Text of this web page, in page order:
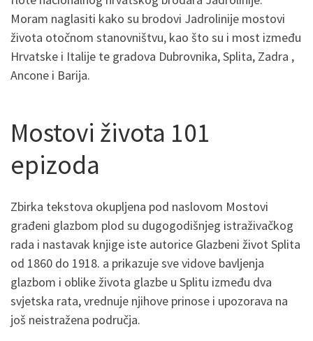
Moram naglasiti kako su brodovi Jadrolinije mostovi
života otočnom stanovništvu, kao što su i most između
Hrvatske i Italije te gradova Dubrovnika, Splita, Zadra ,
Ancone i Barija.
Mostovi života 101
epizoda
Zbirka tekstova okupljena pod naslovom Mostovi
građeni glazbom plod su dugogodišnjeg istraživačkog
rada i nastavak knjige iste autorice Glazbeni život Splita
od 1860 do 1918. a prikazuje sve vidove bavljenja
glazbom i oblike života glazbe u Splitu između dva
svjetska rata, vrednuje njihove prinose i upozorava na
još neistražena područja.